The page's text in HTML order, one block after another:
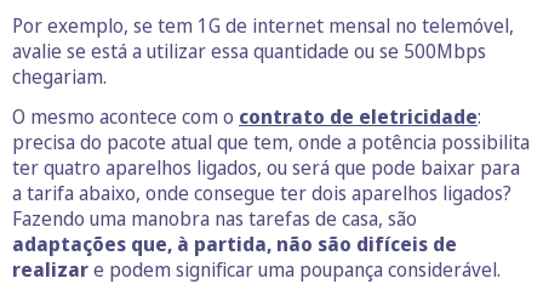
Por exemplo, se tem 1G de internet mensal no telemóvel,
avalie se está a utilizar essa quantidade ou se 500Mbps
chegariam.
O mesmo acontece com o contrato de eletricidade:
precisa do pacote atual que tem, onde a potência possibilita
ter quatro aparelhos ligados, ou será que pode baixar para
a tarifa abaixo, onde consegue ter dois aparelhos ligados?
Fazendo uma manobra nas tarefas de casa, são
adaptações que, à partida, não são difíceis de
realizare podem significar uma poupança considerável.